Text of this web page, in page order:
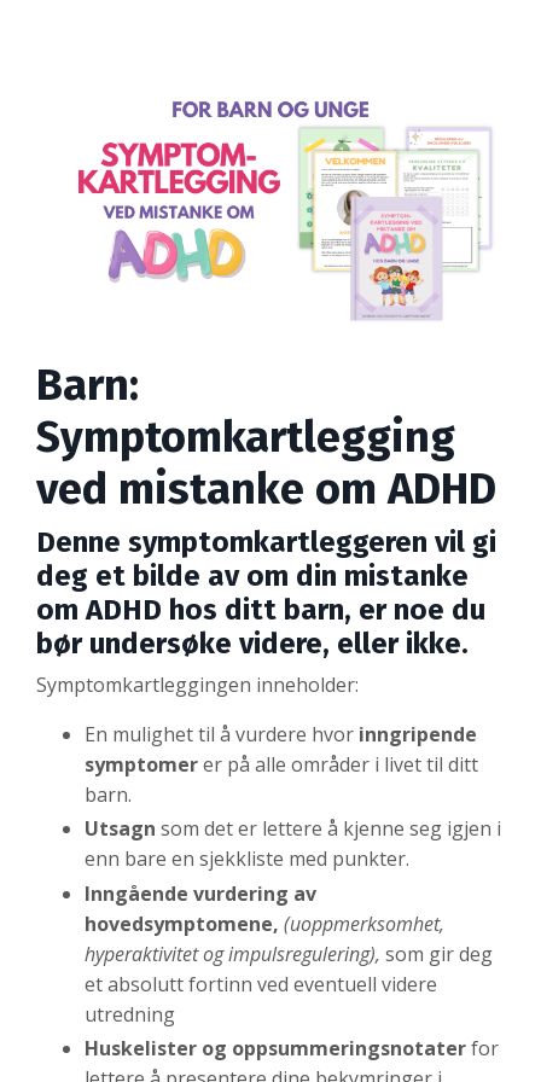
Barn:
Symptomkartlegging
ved mistanke om ADHD
Denne symptomkartleggeren vil gi
deg et bilde av om din mistanke
om ADHD hos ditt barn, er noe du
bør undersøke videre, eller ikke.
Symptomkartleggingen inneholder:
En mulighet til å vurdere hvor inngripende
symptomerer på alle områder i livet til ditt
barn.
Utsagn som det er lettere å kjenne seg igjen i
enn bare en sjekkliste med punkter.
Inngående vurdering av
hovedsymptomene, (uoppmerksomhet,
hyperaktivitet og impulsregulering), som gir deg
et absolutt fortinn ved eventuell videre
utredning
Huskelister og oppsummeringsnotaterfor